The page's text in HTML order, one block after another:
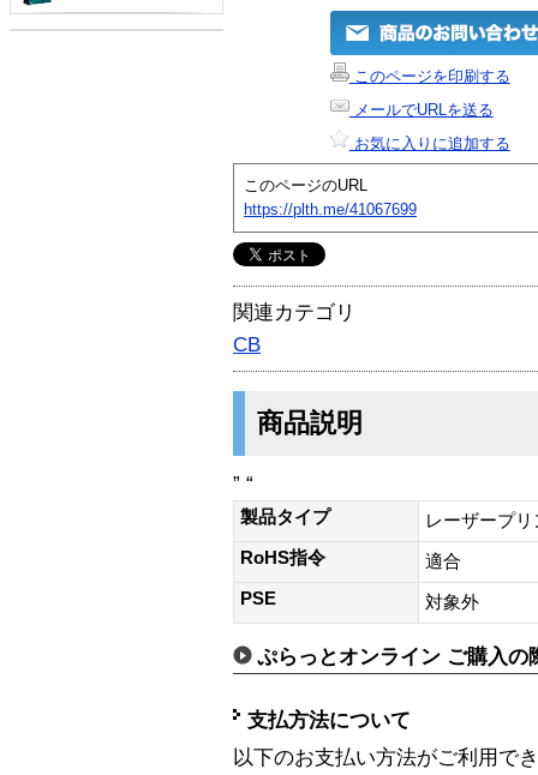
このページを印刷する
メールでURLを送る
お気に入りに追加する
このページのURL
https://plth.me/41067699
関連カテゴリ
CB
商品説明
” “
製品タイプ
レーザープ
RoHS指令
適合
PSE
対象外
ぷらっとオンライン ご購入の
支払方法について
以下のお支払い方法がご利用で